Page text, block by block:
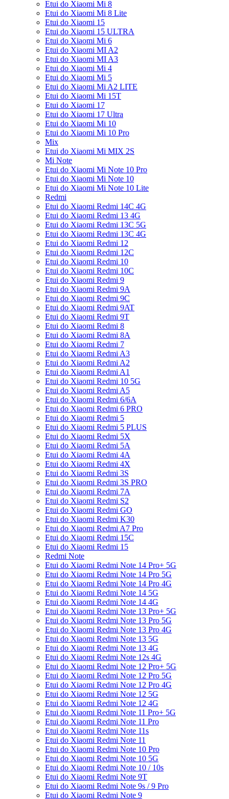
Etui do Xiaomi Mi 8
Etui do Xiaomi Mi 8 Lite
Etui do Xiaomi 15
Etui do Xiaomi 15 ULTRA
Etui do Xiaomi Mi 6
Etui do Xiaomi MI A2
Etui do Xiaomi MI A3
Etui do Xiaomi Mi 4
Etui do Xiaomi Mi 5
Etui do Xiaomi Mi A2 LITE
Etui do Xiaomi Mi 15T
Etui do Xiaomi 17
Etui do Xiaomi 17 Ultra
Etui do Xiaomi Mi 10
Etui do Xiaomi Mi 10 Pro
Mix
Etui do Xiaomi Mi MIX 2S
Mi Note
Etui do Xiaomi Mi Note 10 Pro
Etui do Xiaomi Mi Note 10
Etui do Xiaomi Mi Note 10 Lite
Redmi
Etui do Xiaomi Redmi 14C 4G
Etui do Xiaomi Redmi 13 4G
Etui do Xiaomi Redmi 13C 5G
Etui do Xiaomi Redmi 13C 4G
Etui do Xiaomi Redmi 12
Etui do Xiaomi Redmi 12C
Etui do Xiaomi Redmi 10
Etui do Xiaomi Redmi 10C
Etui do Xiaomi Redmi 9
Etui do Xiaomi Redmi 9A
Etui do Xiaomi Redmi 9C
Etui do Xiaomi Redmi 9AT
Etui do Xiaomi Redmi 9T
Etui do Xiaomi Redmi 8
Etui do Xiaomi Redmi 8A
Etui do Xiaomi Redmi 7
Etui do Xiaomi Redmi A3
Etui do Xiaomi Redmi A2
Etui do Xiaomi Redmi A1
Etui do Xiaomi Redmi 10 5G
Etui do Xiaomi Redmi A5
Etui do Xiaomi Redmi 6/6A
Etui do Xiaomi Redmi 6 PRO
Etui do Xiaomi Redmi 5
Etui do Xiaomi Redmi 5 PLUS
Etui do Xiaomi Redmi 5X
Etui do Xiaomi Redmi 5A
Etui do Xiaomi Redmi 4A
Etui do Xiaomi Redmi 4X
Etui do Xiaomi Redmi 3S
Etui do Xiaomi Redmi 3S PRO
Etui do Xiaomi Redmi 7A
Etui do Xiaomi Redmi S2
Etui do Xiaomi Redmi GO
Etui do Xiaomi Redmi K30
Etui do Xiaomi Redmi A7 Pro
Etui do Xiaomi Redmi 15C
Etui do Xiaomi Redmi 15
Redmi Note
Etui do Xiaomi Redmi Note 14 Pro+ 5G
Etui do Xiaomi Redmi Note 14 Pro 5G
Etui do Xiaomi Redmi Note 14 Pro 4G
Etui do Xiaomi Redmi Note 14 5G
Etui do Xiaomi Redmi Note 14 4G
Etui do Xiaomi Redmi Note 13 Pro+ 5G
Etui do Xiaomi Redmi Note 13 Pro 5G
Etui do Xiaomi Redmi Note 13 Pro 4G
Etui do Xiaomi Redmi Note 13 5G
Etui do Xiaomi Redmi Note 13 4G
Etui do Xiaomi Redmi Note 12s 4G
Etui do Xiaomi Redmi Note 12 Pro+ 5G
Etui do Xiaomi Redmi Note 12 Pro 5G
Etui do Xiaomi Redmi Note 12 Pro 4G
Etui do Xiaomi Redmi Note 12 5G
Etui do Xiaomi Redmi Note 12 4G
Etui do Xiaomi Redmi Note 11 Pro+ 5G
Etui do Xiaomi Redmi Note 11 Pro
Etui do Xiaomi Redmi Note 11s
Etui do Xiaomi Redmi Note 11
Etui do Xiaomi Redmi Note 10 Pro
Etui do Xiaomi Redmi Note 10 5G
Etui do Xiaomi Redmi Note 10 / 10s
Etui do Xiaomi Redmi Note 9T
Etui do Xiaomi Redmi Note 9s / 9 Pro
Etui do Xiaomi Redmi Note 9